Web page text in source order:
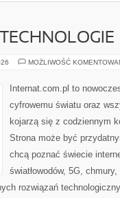
MOŻLIWOŚĆ
Internat.com.pl to
cyfrowemu światu oraz
kojarzą się z codziennym
Strona może być
chcą poznać świecie
światłowodów, 5G,
rozwiązań